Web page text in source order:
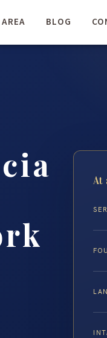
BLOG
At